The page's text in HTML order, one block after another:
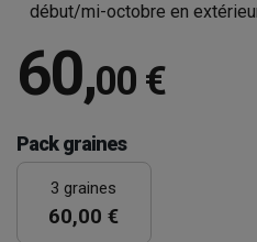
début/mi-octobre en
60,00 €
Pack graines
3 graines
60,00 €